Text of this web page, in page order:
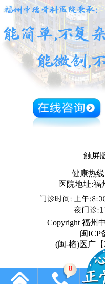
触屏
健康热线
医院地址:福
Copyright 福州
闽ICP
(闽-榕)医广【
8